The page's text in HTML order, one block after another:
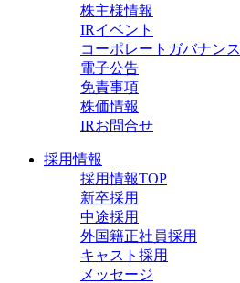
株主様情報
IRイベント
コーポレートガバナンス
電子公告
免責事項
株価情報
IRお問合せ
採用情報
採用情報TOP
新卒採用
中途採用
外国籍正社員採用
キャスト採用
メッセージ